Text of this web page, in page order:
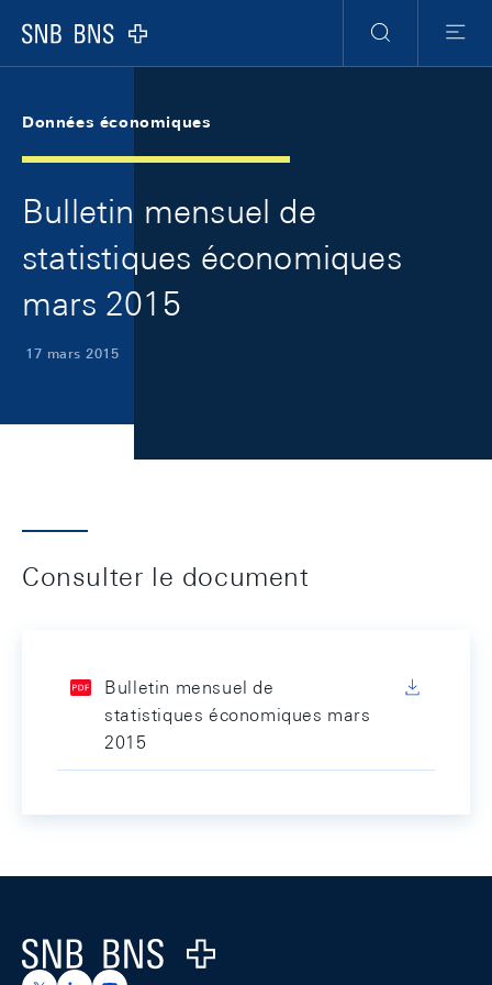
Logo
RechercheMenu
Données économiques
Bulletin mensuel de
statistiques économiques
mars 2015
17 mars 2015
Consulter le document
Bulletin mensuel de
statistiques économiques mars
2015
Logo